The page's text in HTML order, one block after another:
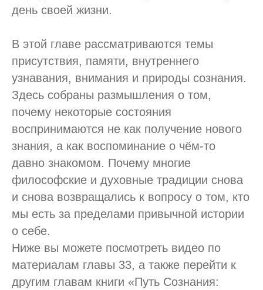
день своей жизни.
В этой главе рассматриваются темы
присутствия, памяти, внутреннего
узнавания, внимания и природы сознания.
Здесь собраны размышления о том,
почему некоторые состояния
воспринимаются не как получение нового
знания, а как воспоминание о чём-то
давно знакомом. Почему многие
философские и духовные традиции снова
и снова возвращались к вопросу о том, кто
мы есть за пределами привычной истории
о себе.
Ниже вы можете посмотреть видео по
материалам главы 33, а также перейти к
другим главам книги «Путь Сознания: